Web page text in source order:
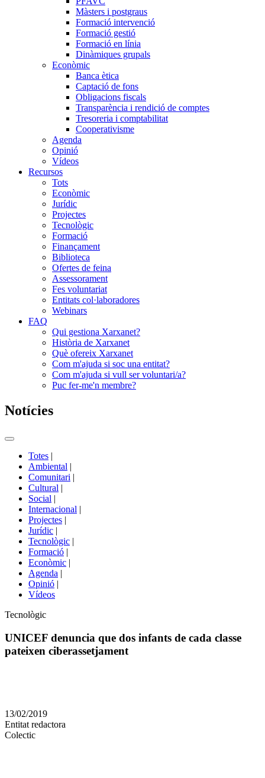
Màsters i postgraus
Formació intervenció
Formació gestió
Formació en línia
Dinàmiques grupals
Econòmic
Banca ètica
Captació de fons
Obligacions fiscals
Transparència i rendició de comptes
Tresoreria i comptabilitat
Cooperativisme
Agenda
Opinió
Vídeos
Recursos
Tots
Econòmic
Jurídic
Projectes
Tecnològic
Formació
Finançament
Biblioteca
Ofertes de feina
Assessorament
Fes voluntariat
Entitats col·laboradores
Webinars
FAQ
Qui gestiona Xarxanet?
Història de Xarxanet
Què ofereix Xarxanet
Com m'ajuda si soc una entitat?
Com m'ajuda si vull ser voluntari/a?
Puc fer-me'n membre?
Notícies
Commutador
portals
Totes |
Ambiental |
Comunitari |
Cultural |
Social |
Internacional |
Projectes |
Jurídic |
Tecnològic |
Formació |
Econòmic |
Agenda |
Opinió |
Vídeos
Àmbit
la
notícia
Tecnològic
UNICEF denuncia que dos infants de cada classe
pateixen ciberassetjament
en
altres
xarxes
socials
13/02/2019
Entitat redactora
Colectic